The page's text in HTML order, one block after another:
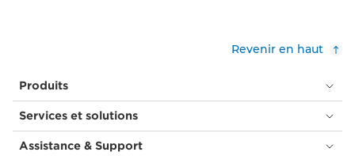
Revenir en haut
Produits
Services et solutions
Assistance & Support